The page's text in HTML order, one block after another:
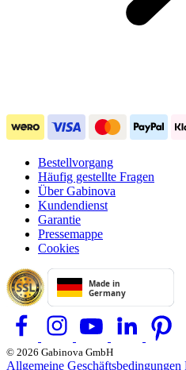
Bestellvorgang
Häufig gestellte Fragen
Über Gabinova
Kundendienst
Garantie
Pressemappe
Cookies
© 2026 Gabinova GmbH
Allgemeine Geschäftsbedingungen